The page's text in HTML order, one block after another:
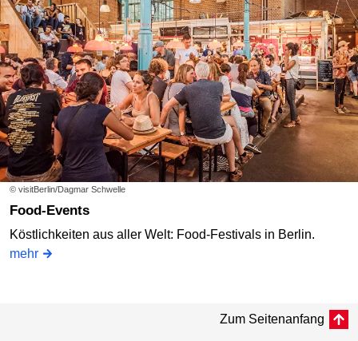
© visitBerlin/Dagmar Schwelle
Food-Events
Köstlichkeiten aus aller Welt: Food-Festivals in Berlin.
mehr
Zum Seitenanfang